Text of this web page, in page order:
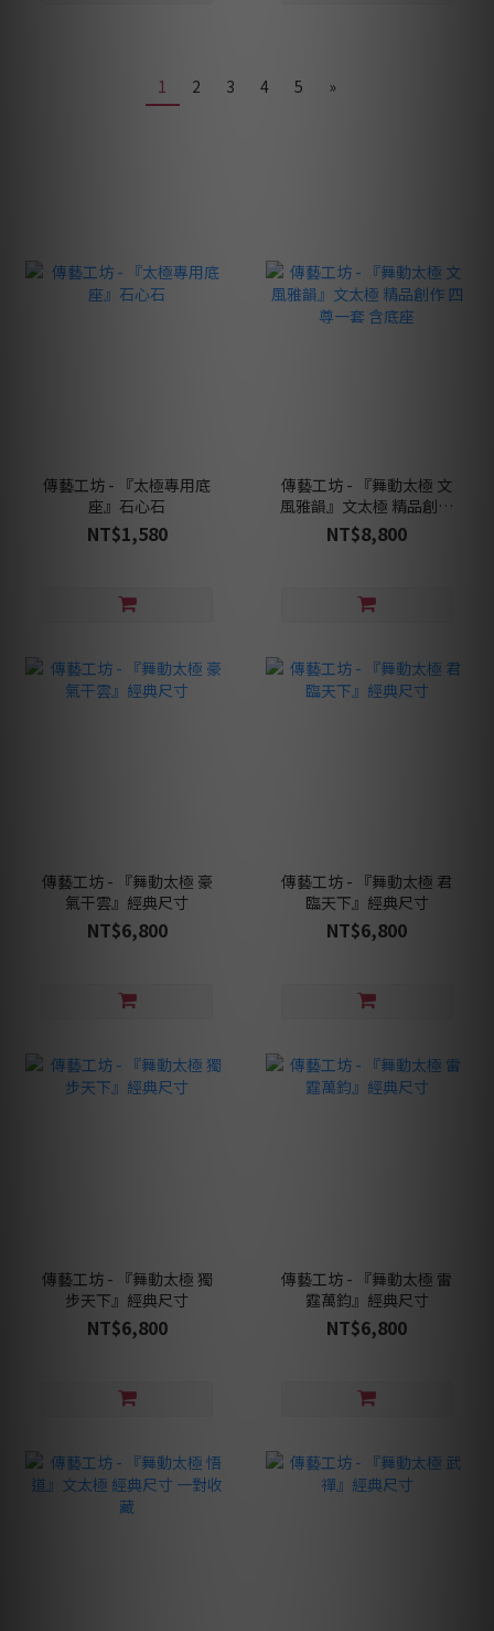
1 2 3 4 5 »
傳藝工坊 - 『太極專用底
座』石心石
NT$1,580
傳藝工坊 - 『舞動太極 文
風雅韻』文太極 精品創作
四尊一套 含底座
NT$8,800
傳藝工坊 - 『舞動太極 豪
氣干雲』經典尺寸
NT$6,800
傳藝工坊 - 『舞動太極 君
臨天下』經典尺寸
NT$6,800
傳藝工坊 - 『舞動太極 獨
步天下』經典尺寸
NT$6,800
傳藝工坊 - 『舞動太極 雷
霆萬鈞』經典尺寸
NT$6,800